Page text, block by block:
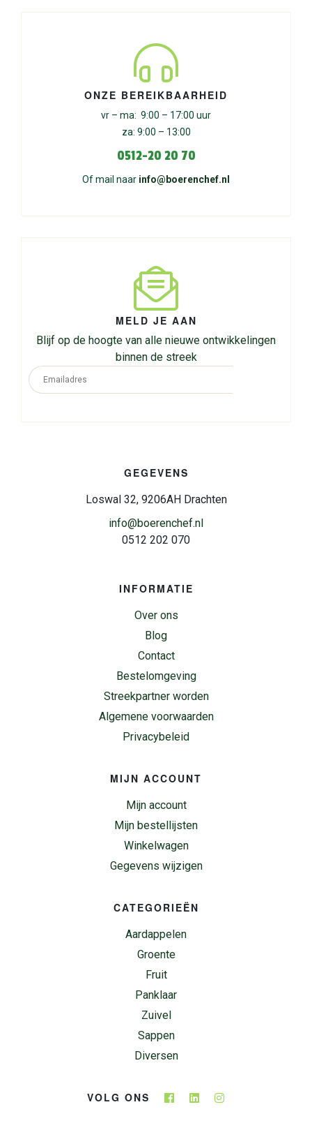
ONZE BEREIKBAARHEID
vr – ma: 9:00 – 17:00 uur
za: 9:00 – 13:00
0512-20 20 70
Of mail naar info@boerenchef.nl
MELD JE AAN
Blijf op de hoogte van alle nieuwe ontwikkelingen
binnen de streek
GEGEVENS
Loswal 32, 9206AH Drachten
info@boerenchef.nl
0512 202 070
INFORMATIE
Over ons
Blog
Contact
Bestelomgeving
Streekpartner worden
Algemene voorwaarden
Privacybeleid
MIJN ACCOUNT
Mijn account
Mijn bestellijsten
Winkelwagen
Gegevens wijzigen
CATEGORIEËN
Aardappelen
Groente
Fruit
Panklaar
Zuivel
Sappen
Diversen
VOLG ONS